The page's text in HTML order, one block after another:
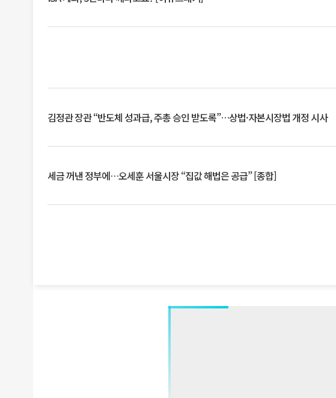
김정관 장관 “반도체 성과급, 주총 승인 받도록”…상법·자본시장법 개정 시사
세금 꺼낸 정부에…오세훈 서울시장 “집값 해법은 공급” [종합]